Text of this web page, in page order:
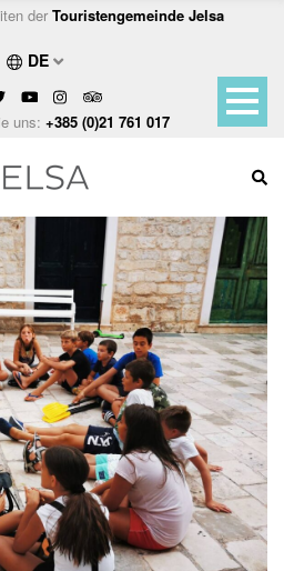
der Touristengemeinde Jelsa
DE
uns: +385 (0)21 761 017